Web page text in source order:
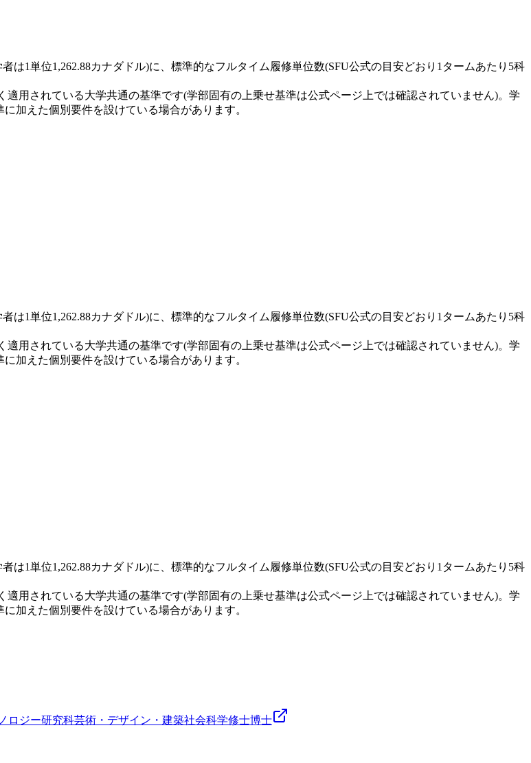
は1単位1,262.88カナダドル)に、標準的なフルタイム履修単位数(SFU公式の目安どおり1タームあたり5科
用されている大学共通の基準です(学部固有の上乗せ基準は公式ページ上では確認されていません)。学
加えた個別要件を設けている場合があります。
は1単位1,262.88カナダドル)に、標準的なフルタイム履修単位数(SFU公式の目安どおり1タームあたり5科
用されている大学共通の基準です(学部固有の上乗せ基準は公式ページ上では確認されていません)。学
加えた個別要件を設けている場合があります。
は1単位1,262.88カナダドル)に、標準的なフルタイム履修単位数(SFU公式の目安どおり1タームあたり5科
用されている大学共通の基準です(学部固有の上乗せ基準は公式ページ上では確認されていません)。学
加えた個別要件を設けている場合があります。
ロジー研究科芸術・デザイン・建築社会科学修士博士